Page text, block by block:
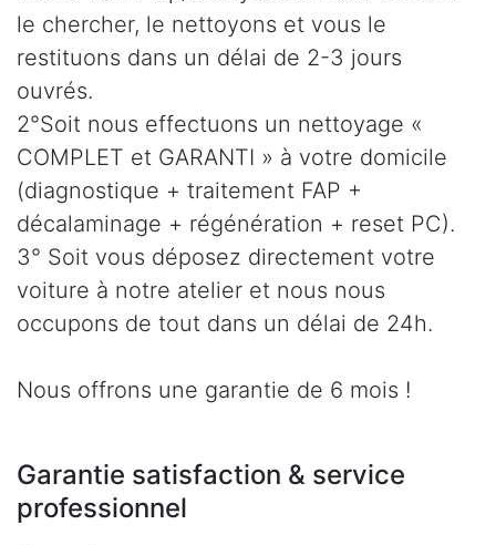
le chercher, le nettoyons et vous le
restituons dans un délai de 2-3 jours
ouvrés.
2°Soit nous effectuons un nettoyage «
COMPLET et GARANTI » à votre domicile
(diagnostique + traitement FAP +
décalaminage + régénération + reset PC).
3° Soit vous déposez directement votre
voiture à notre atelier et nous nous
occupons de tout dans un délai de 24h.
Nous offrons une garantie de 6 mois !
Garantie satisfaction & service
professionnel